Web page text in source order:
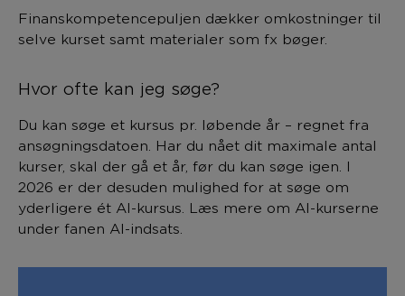
Finanskompetencepuljen dækker omkostninger til
selve kurset samt materialer som fx bøger.
Hvor ofte kan jeg søge?
Du kan søge et kursus pr. løbende år – regnet fra
ansøgningsdatoen. Har du nået dit maximale antal
kurser, skal der gå et år, før du kan søge igen. I
2026 er der desuden mulighed for at søge om
yderligere ét AI-kursus. Læs mere om AI-kurserne
under fanen AI-indsats.